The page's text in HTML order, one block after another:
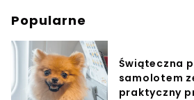
Popularne
Świąteczna
samolotem
praktyczny